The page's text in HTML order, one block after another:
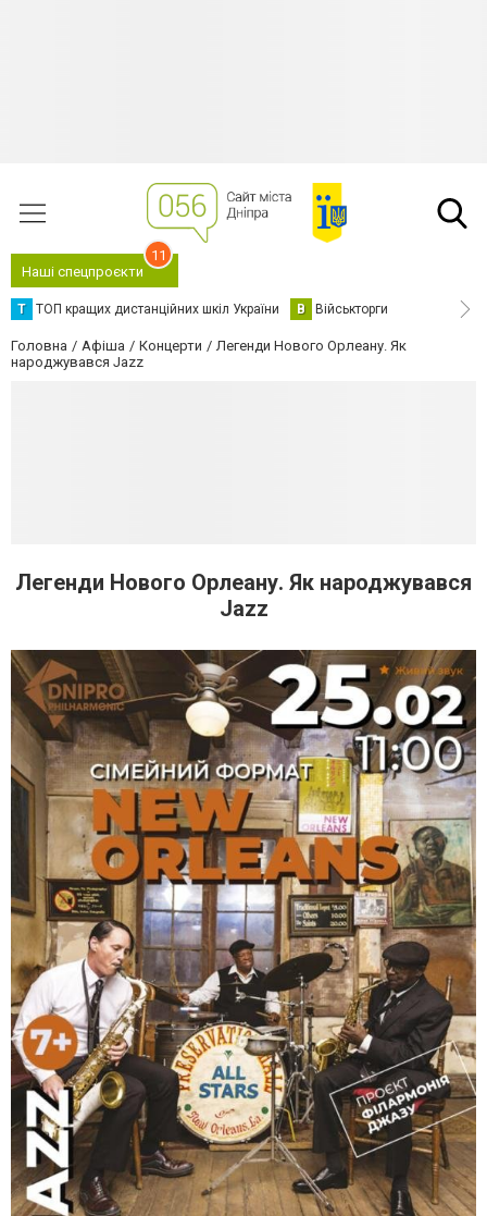
Наші спецпроєкти
11
Т ТОП кращих дистанційних шкіл України В Військторги
Головна Афіша Концерти
Легенди Нового Орлеану. Як
народжувався Jazz
Легенди Нового Орлеану. Як народжувався
Jazz